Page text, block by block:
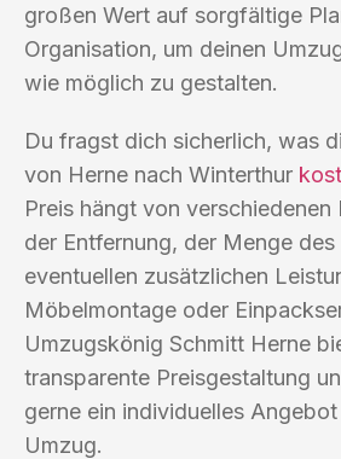
großen Wert auf sorgfältige
Organisation, um deinen
wie möglich zu gestalten.
Du fragst dich sicherlich, was
von Herne nach Winterthur
Preis hängt von
der Entfernung, der Menge
eventuellen zusätzlichen
Möbelmontage oder
Umzugskönig Schmitt Herne
transparente Preisgestaltung
gerne ein individuelles
Umzug.